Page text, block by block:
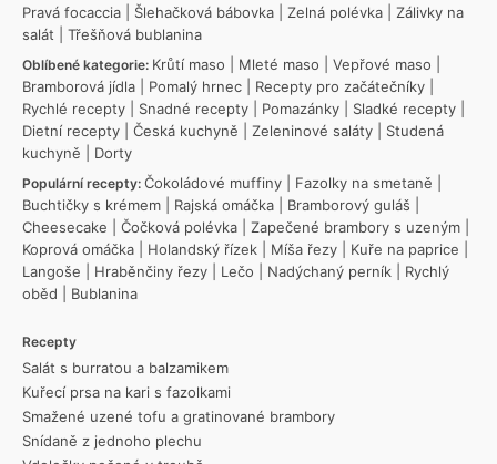
Pravá focaccia
Šlehačková bábovka Zelná polévka
Zálivky na
salát
Třešňová bublanina
Oblíbené kategorie: Krůtí maso Mleté maso Vepřové maso
Bramborová jídla
Pomalý hrnec Recepty pro začátečníky
Rychlé recepty
Snadné recepty Pomazánky Sladké recepty
Dietní recepty
Česká kuchyně Zeleninové saláty
Studená
kuchyně
Dorty
Populární recepty: Čokoládové muffiny Fazolky na smetaně
Buchtičky s krémem
Rajská omáčka Bramborový guláš
Cheesecake
Čočková polévka Zapečené brambory s uzeným
Koprová omáčka
Holandský řízek Míša řezy Kuře na paprice
Langoše
Hraběnčiny řezy Lečo Nadýchaný perník
Rychlý
oběd
Bublanina
Recepty
Salát s burratou a balzamikem
Kuřecí prsa na kari s fazolkami
Smažené uzené tofu a gratinované brambory
Snídaně z jednoho plechu